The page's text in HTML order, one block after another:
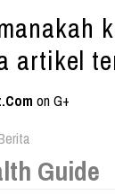
artikel
on G+
Guide